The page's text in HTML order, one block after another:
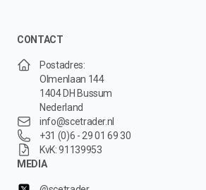
CONTACT
Postadres:
Olmenlaan 144
1404 DH Bussum
Nederland
info@scetrader.nl
+31 (0)6 - 29 01 69 30
KvK: 91139953
MEDIA